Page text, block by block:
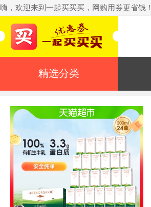
嗨，欢迎来到一起买买买，网购用券更省钱！
精选分类